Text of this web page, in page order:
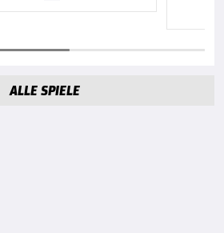
ALLE SPIELE